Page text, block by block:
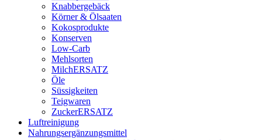
Knabbergebäck
Körner & Ölsaaten
Kokosprodukte
Konserven
Low-Carb
Mehlsorten
MilchERSATZ
Öle
Süssigkeiten
Teigwaren
ZuckerERSATZ
Luftreinigung
Nahrungsergänzungsmittel